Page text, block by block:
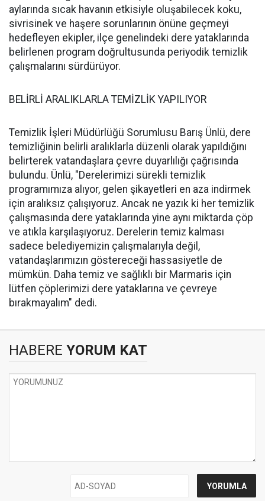
aylarında sıcak havanın etkisiyle oluşabilecek koku,
sivrisinek ve haşere sorunlarının önüne geçmeyi
hedefleyen ekipler, ilçe genelindeki dere yataklarında
belirlenen program doğrultusunda periyodik temizlik
çalışmalarını sürdürüyor.
BELİRLİ ARALIKLARLA TEMİZLİK YAPILIYOR
Temizlik İşleri Müdürlüğü Sorumlusu Barış Ünlü, dere
temizliğinin belirli aralıklarla düzenli olarak yapıldığını
belirterek vatandaşlara çevre duyarlılığı çağrısında
bulundu. Ünlü, "Derelerimizi sürekli temizlik
programımıza alıyor, gelen şikayetleri en aza indirmek
için aralıksız çalışıyoruz. Ancak ne yazık ki her temizlik
çalışmasında dere yataklarında yine aynı miktarda çöp
ve atıkla karşılaşıyoruz. Derelerin temiz kalması
sadece belediyemizin çalışmalarıyla değil,
vatandaşlarımızın göstereceği hassasiyetle de
mümkün. Daha temiz ve sağlıklı bir Marmaris için
lütfen çöplerimizi dere yataklarına ve çevreye
bırakmayalım" dedi.
HABERE YORUM KAT